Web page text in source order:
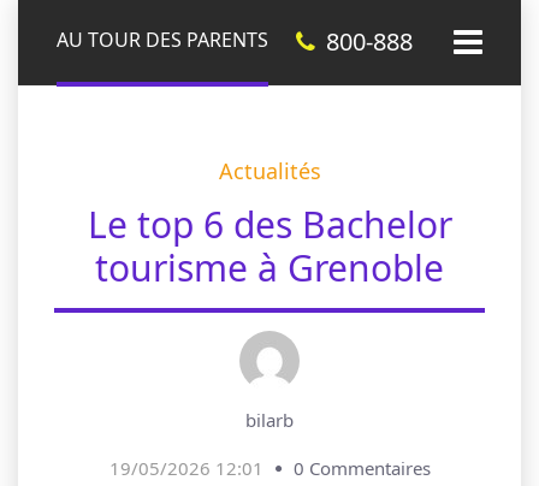
AU TOUR DES PARENTS 800-888
Actualités
Le top 6 des Bachelor
tourisme à Grenoble
bilarb
19/05/2026 12:01
0 Commentaires